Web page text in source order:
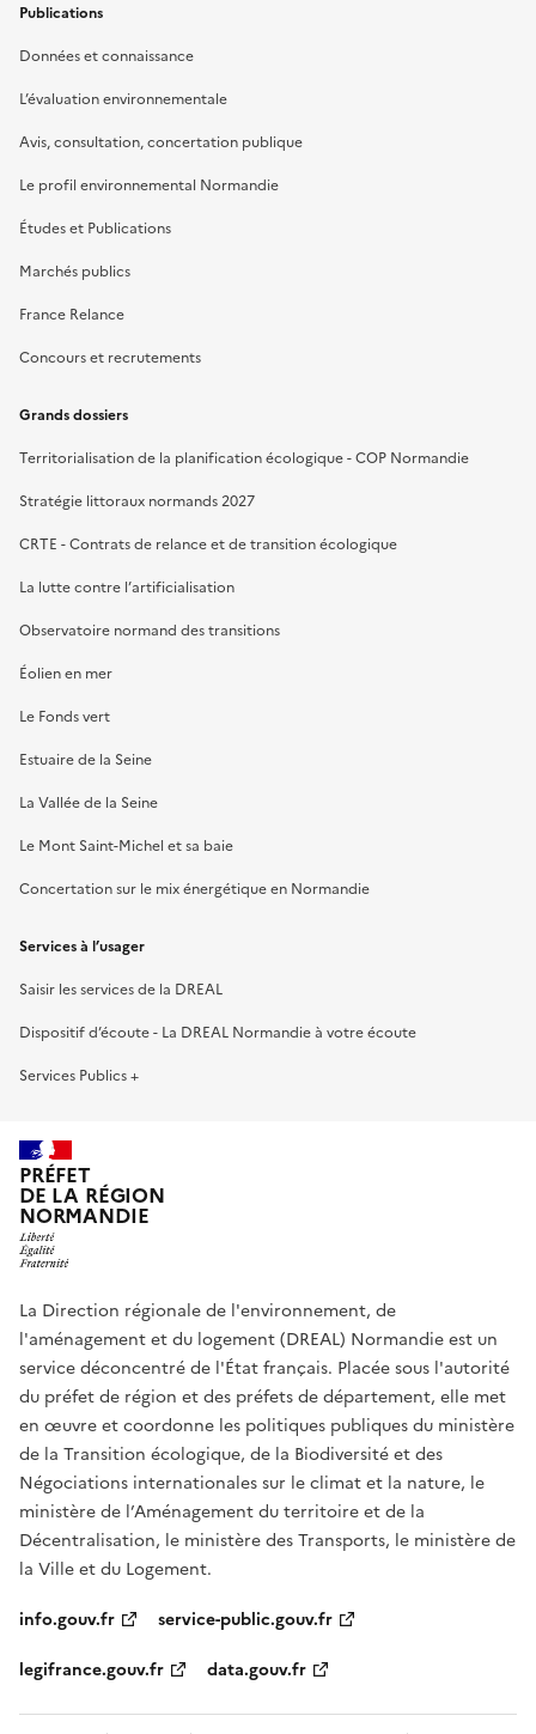
Publications
Données et connaissance
L’évaluation environnementale
Avis, consultation, concertation publique
Le profil environnemental Normandie
Études et Publications
Marchés publics
France Relance
Concours et recrutements
Grands dossiers
Territorialisation de la planification écologique - COP Normandie
Stratégie littoraux normands 2027
CRTE - Contrats de relance et de transition écologique
La lutte contre l’artificialisation
Observatoire normand des transitions
Éolien en mer
Le Fonds vert
Estuaire de la Seine
La Vallée de la Seine
Le Mont Saint-Michel et sa baie
Concertation sur le mix énergétique en Normandie
Services à l’usager
Saisir les services de la DREAL
Dispositif d’écoute - La DREAL Normandie à votre écoute
Services Publics +
PRÉFET
DE LA RÉGION
NORMANDIE
La Direction régionale de l'environnement, de
l'aménagement et du logement (DREAL) Normandie est un
service déconcentré de l'État français. Placée sous l'autorité
du préfet de région et des préfets de département, elle met
en œuvre et coordonne les politiques publiques du ministère
de la Transition écologique, de la Biodiversité et des
Négociations internationales sur le climat et la nature, le
ministère de l’Aménagement du territoire et de la
Décentralisation, le ministère des Transports, le ministère de
la Ville et du Logement.
info.gouv.fr
service-public.gouv.fr
legifrance.gouv.fr
data.gouv.fr